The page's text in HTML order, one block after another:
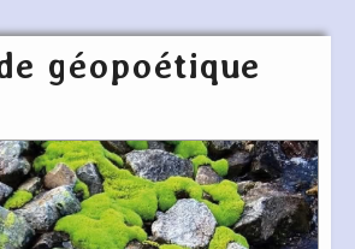
géopoétique
récents